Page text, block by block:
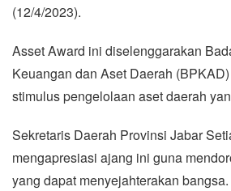
(12/4/2023).
Asset Award ini diselenggarakan
Keuangan dan Aset Daerah
stimulus pengelolaan aset daerah
Sekretaris Daerah Provinsi Jabar
mengapresiasi ajang ini guna
yang dapat menyejahterakan bangsa.